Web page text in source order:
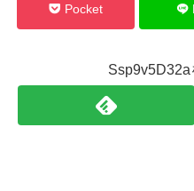
Pocket
Ssp9v5D32a